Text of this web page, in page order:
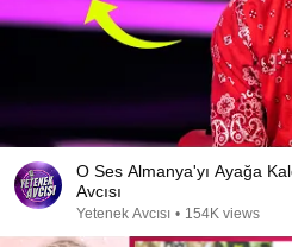
O Ses Almanya'yı Ayağa Kaldıran
Avcısı
Yetenek Avcısı • 154K views